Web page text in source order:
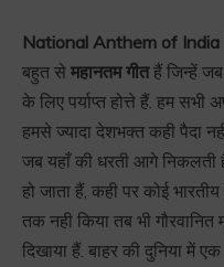
National Anthem of India
बहुत से महानतम गीतहैं जिन्हें
के लिए पर्याप्त होत्ते हैं. हम
हमसे ज्यादा देशभक्त कही पैदा
जब यहाँ की धरती आगे निकलती
हो जाता हैं, कही पर कोई
तक नही किया तब भी
दिखाया हैं. बाहर की दुनिया में